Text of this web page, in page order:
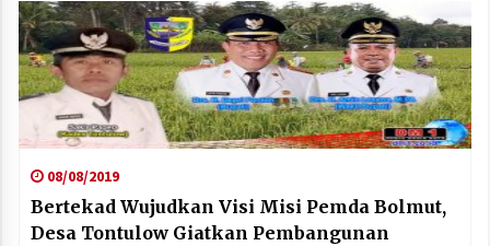
08/08/2019
Bertekad Wujudkan Visi Misi Pemda Bolmut,
Desa Tontulow Giatkan Pembangunan